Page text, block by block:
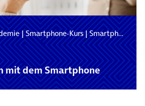
|Smartphone-Kurs|Smartphone-Schulung
mit dem Smartphone